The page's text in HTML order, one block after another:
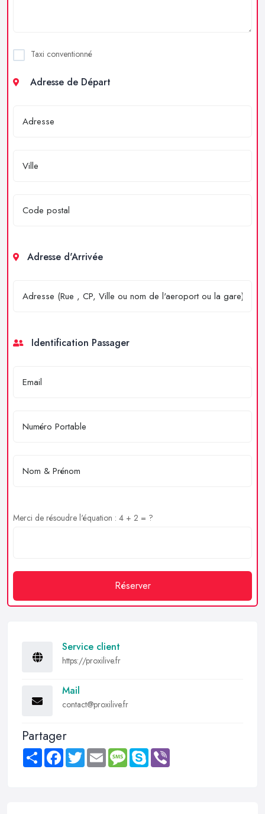
Taxi conventionné
Adresse de Départ
Adresse d'Arrivée
Identification Passager
Merci de résoudre l'équation : 4 + 2 = ?
Réserver
Service client
https://proxilive.fr
Mail
contact@proxilive.fr
Partager
Share FacebookTwitter Email MessageSkype